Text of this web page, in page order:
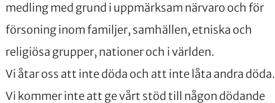
medling med grund i uppmärksam närvaro och för
försoning inom familjer, samhällen, etniska och
religiösa grupper, nationer och i världen.
Vi åtar oss att inte döda och att inte låta andra döda.
Vi kommer inte att ge vårt stöd till någon dödande